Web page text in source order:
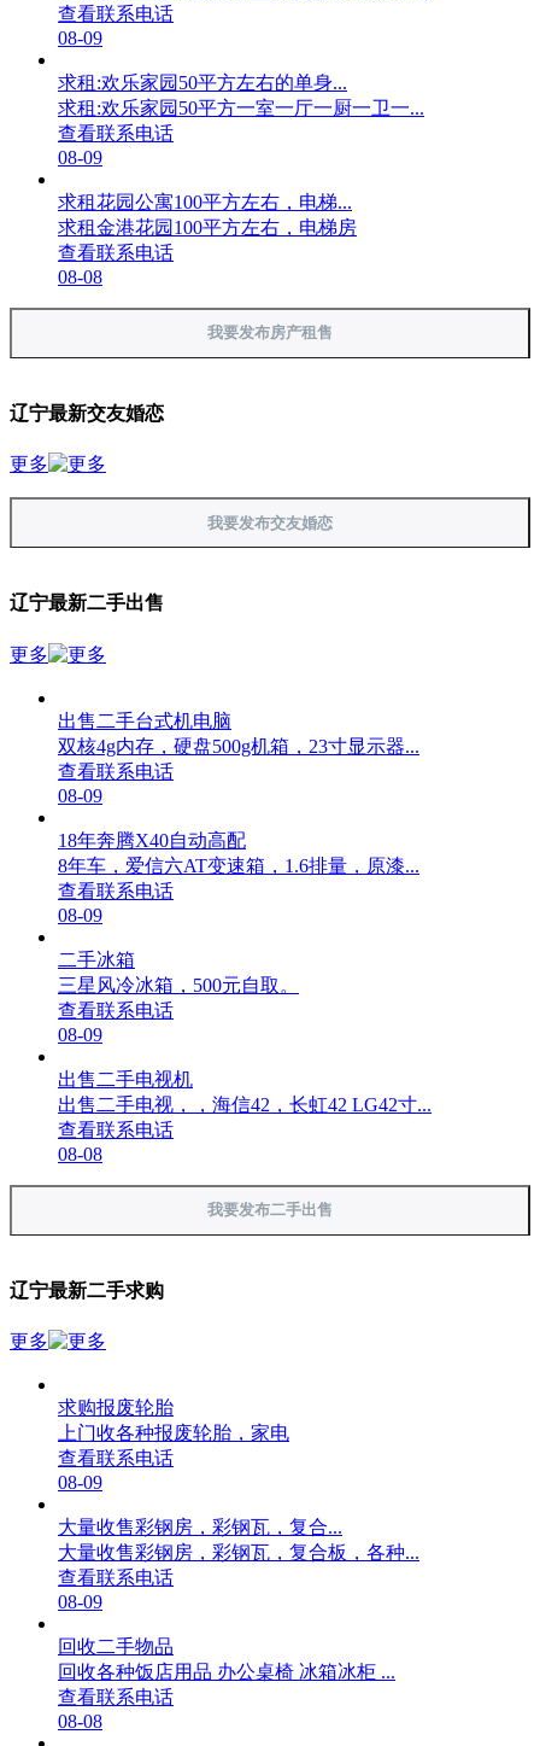
查看联系电话
08-09
求租:欢乐家园50平方左右的单身...
求租:欢乐家园50平方一室一厅一厨一卫一...
查看联系电话
08-09
求租花园公寓100平方左右，电梯...
求租金港花园100平方左右，电梯房
查看联系电话
08-08
我要发布房产租售
辽宁最新交友婚恋
更多
我要发布交友婚恋
辽宁最新二手出售
更多
出售二手台式机电脑
双核4g内存，硬盘500g机箱，23寸显示器...
查看联系电话
08-09
18年奔腾X40自动高配
8年车，爱信六AT变速箱，1.6排量，原漆...
查看联系电话
08-09
二手冰箱
三星风冷冰箱，500元自取。
查看联系电话
08-09
出售二手电视机
出售二手电视，，海信42，长虹42 LG42寸...
查看联系电话
08-08
我要发布二手出售
辽宁最新二手求购
更多
求购报废轮胎
上门收各种报废轮胎，家电
查看联系电话
08-09
大量收售彩钢房，彩钢瓦，复合...
大量收售彩钢房，彩钢瓦，复合板，各种...
查看联系电话
08-09
回收二手物品
回收各种饭店用品 办公桌椅 冰箱冰柜 ...
查看联系电话
08-08